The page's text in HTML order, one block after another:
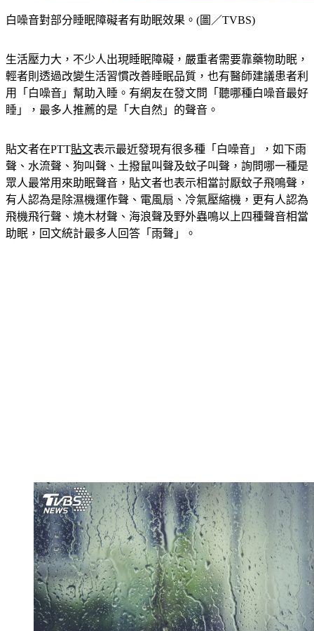
白噪音對部分睡眠障礙者有助眠效果。(圖／TVBS)
生活壓力大，不少人出現睡眠障礙，嚴重者需要靠藥物助眠，
輕者則透過改變生活習慣改善睡眠品質，也有醫師建議患者利
用「白噪音」幫助入睡。有網友在發文問「聽哪種白噪音最好
睡」，最多人推薦的是「大自然」的聲音。
貼文者在PTT貼文表示最近發現有很多種「白噪音」，如下雨
聲、水流聲、狗叫聲、土撥鼠叫聲及蚊子叫聲，詢問哪一種是
眾人最常用來助眠聲音，貼文者也表示相當討厭蚊子飛鳴聲，
有人認為是除濕機運作聲、電風扇、冷氣壓縮機，更有人認為
飛機飛行聲、燒木材聲、海浪聲及野外蟲鳴以上四種聲音相當
助眠，回文統計最多人回答「雨聲」。